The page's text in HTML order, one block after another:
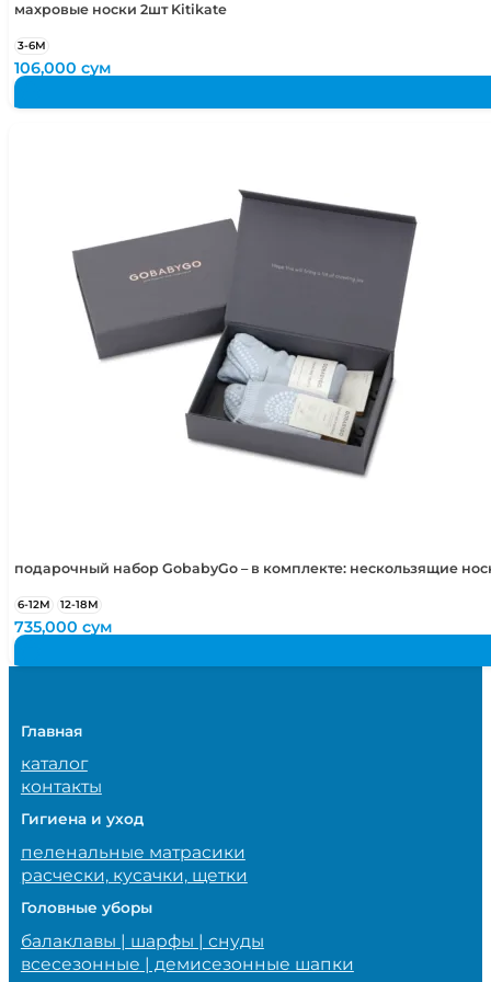
махровые носки 2шт Kitikate
3-6М
106,000сум
подарочный набор GobabyGo – в комплекте: нескользящие
6-12М 12-18М
735,000сум
Главная
каталог
контакты
Гигиена и уход
пеленальные матрасики
расчески, кусачки, щетки
Головные уборы
балаклавы | шарфы | снуды
всесезонные | демисезонные шапки